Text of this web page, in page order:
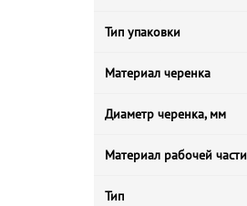
Тип упаковки
Материал черенка
Диаметр черенка, мм
Материал рабочей части
Тип